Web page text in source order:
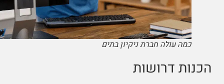
כמה עולה חברת ניקיון בתים
הכנות דרושות